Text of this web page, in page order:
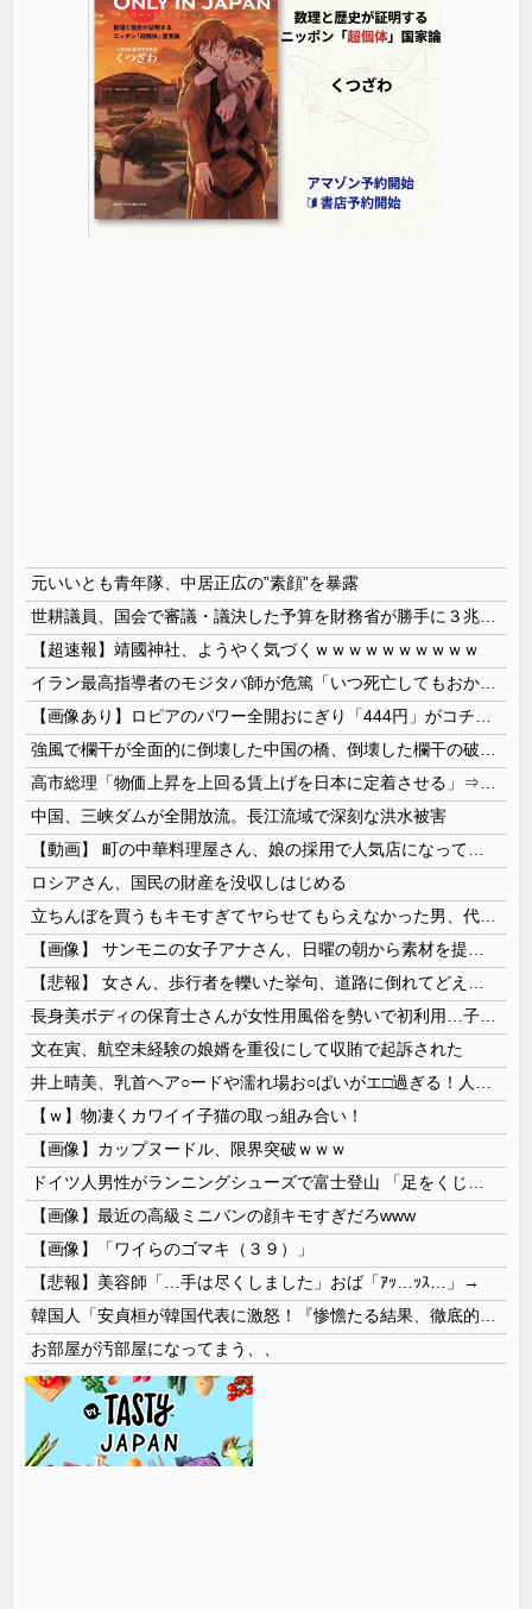
元いいとも青年隊、中居正広の”素顔”を暴露
【超速報】靖國神社、ようやく気づくｗｗｗｗｗｗｗｗｗｗ
中国、三峡ダムが全開放流。長江流域で深刻な洪水被害
ロシアさん、国民の財産を没収しはじめる
文在寅、航空未経験の娘婿を重役にして収賄で起訴された
【ｗ】物凄くカワイイ子猫の取っ組み合い！
【画像】カップヌードル、限界突破ｗｗｗ
【画像】最近の高級ミニバンの顔キモすぎだろwww
【画像】「ワイらのゴマキ（３９）」
【悲報】美容師「…手は尽くしました」おば「ｱｯ…ｯｽ…」→
お部屋が汚部屋になってまう、、